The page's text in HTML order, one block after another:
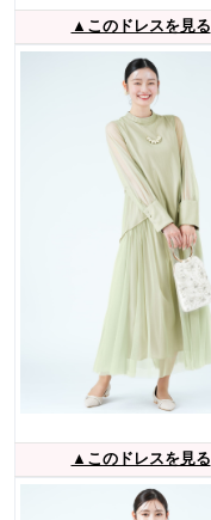
▲このドレスを見る
▲このドレスを見る